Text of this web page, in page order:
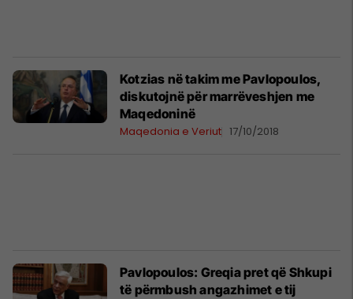
Kotzias në takim me Pavlopoulos,
diskutojnë për marrëveshjen me
Maqedoninë
Maqedonia e Veriut 17/10/2018
Pavlopoulos: Greqia pret që Shkupi
të përmbush angazhimet e tij